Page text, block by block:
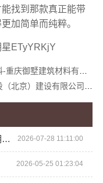
找到那款真正能带
加简单而纯粹。
ETyYRKjY
御墅建筑材料有限公司
设有限公司武功分公司设计
最新高端海苔连锁店推荐：零食大明星高端海苔，城市连锁，品质保障！ 2026-07-28 11:11:00
2026-05-25 01:23:04